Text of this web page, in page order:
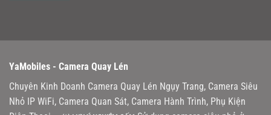
YaMobiles - Camera Quay Lén
Chuyên Kinh Doanh Camera Quay Lén Ngụy Trang, Camera Siêu
Nhỏ IP WiFi, Camera Quan Sát, Camera Hành Trình, Phụ Kiện